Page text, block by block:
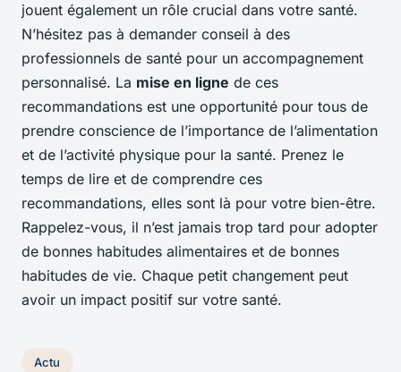
jouent également un rôle crucial dans votre santé.
N’hésitez pas à demander conseil à des
professionnels de santé pour un accompagnement
personnalisé. La mise en ligne de ces
recommandations est une opportunité pour tous de
prendre conscience de l’importance de l’alimentation
et de l’activité physique pour la santé. Prenez le
temps de lire et de comprendre ces
recommandations, elles sont là pour votre bien-être.
Rappelez-vous, il n’est jamais trop tard pour adopter
de bonnes habitudes alimentaires et de bonnes
habitudes de vie. Chaque petit changement peut
avoir un impact positif sur votre santé.
Actu